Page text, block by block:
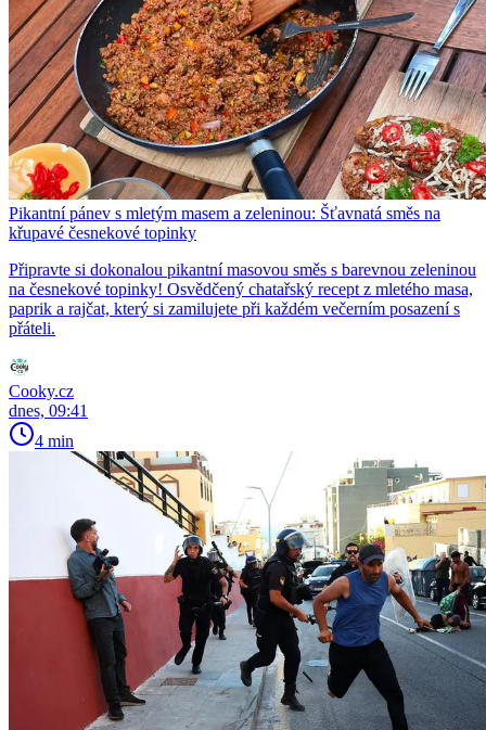
Pikantní pánev s mletým masem a zeleninou: Šťavnatá směs na
křupavé česnekové topinky
Připravte si dokonalou pikantní masovou směs s barevnou zeleninou
na česnekové topinky! Osvědčený chatařský recept z mletého masa,
paprik a rajčat, který si zamilujete při každém večerním posazení s
přáteli.
Cooky.cz
dnes, 09:41
4 min